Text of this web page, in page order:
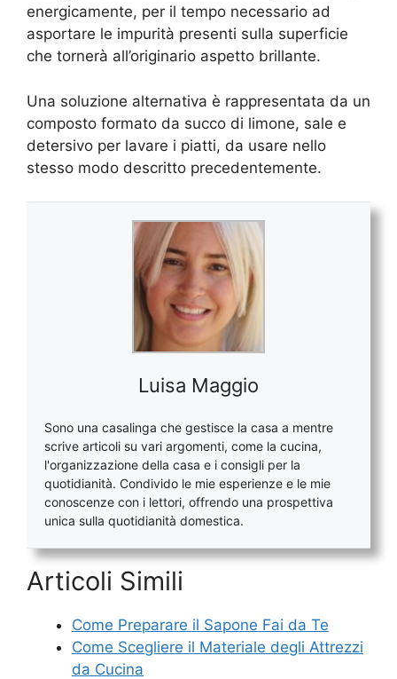
energicamente, per il tempo necessario ad
asportare le impurità presenti sulla superficie
che tornerà all’originario aspetto brillante.
Una soluzione alternativa è rappresentata da un
composto formato da succo di limone, sale e
detersivo per lavare i piatti, da usare nello
stesso modo descritto precedentemente.
Luisa Maggio
Sono una casalinga che gestisce la casa a mentre
scrive articoli su vari argomenti, come la cucina,
l'organizzazione della casa e i consigli per la
quotidianità. Condivido le mie esperienze e le mie
conoscenze con i lettori, offrendo una prospettiva
unica sulla quotidianità domestica.
Articoli Simili
Come Preparare il Sapone Fai da Te
Come Scegliere il Materiale degli Attrezzi
da Cucina